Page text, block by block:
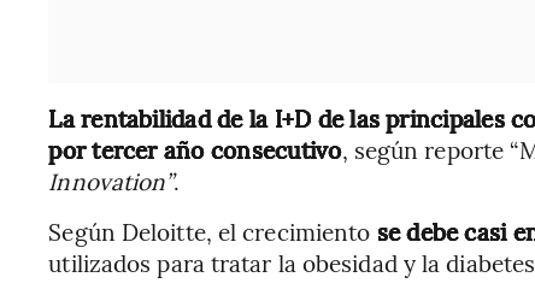
La rentabilidad de la I+D de las principales
por tercer año consecutivo, según reporte
Innovation”.
Según Deloitte, el crecimiento se debe casi
utilizados para tratar la obesidad y la